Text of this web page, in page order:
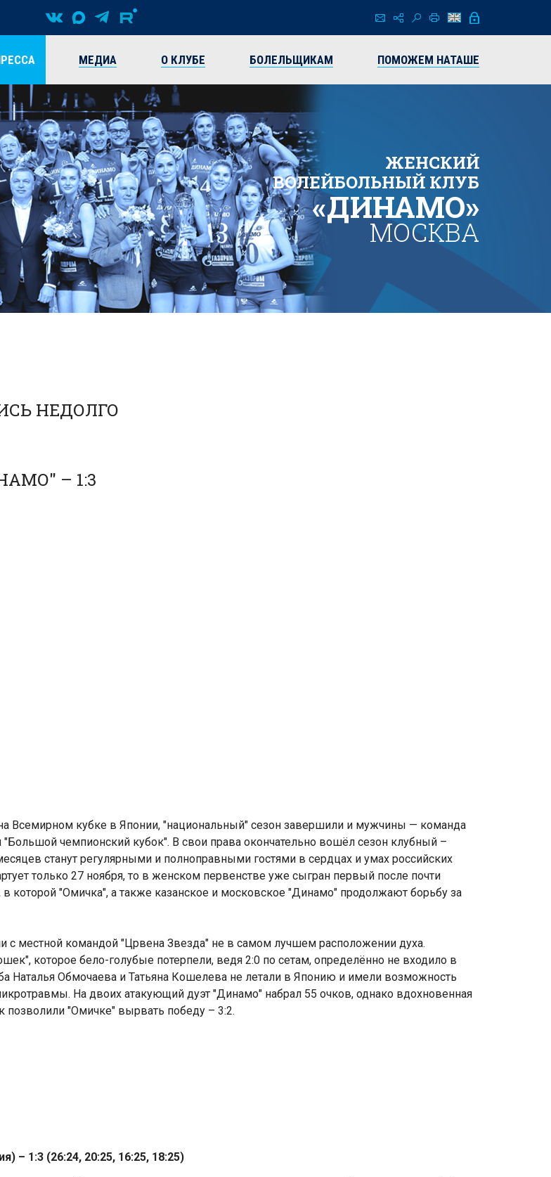
МЕДИА О КЛУБЕ БОЛЕЛЬЩИКАМ ПОМОЖЕМ НАТАШЕ
ЖЕНСКИЙ
ВОЛЕЙБОЛЬНЫЙ КЛУБ
«ДИНАМО»
МОСКВА
НЕДОЛГО
– 1:3
Всемирном кубке в Японии, "национальный" сезон завершили и мужчины — команда
чемпионский кубок". В свои права окончательно вошёл сезон клубный –
станут регулярными и полноправными гостями в сердцах и умах российских
только 27 ноября, то в женском первенстве уже сыгран первый после почти
которой "Омичка", а также казанское и московское "Динамо" продолжают борьбу за
с местной командой "Црвена Звезда" не в самом лучшем расположении духа.
которое бело-голубые потерпели, ведя 2:0 по сетам, определённо не входило в
Наталья Обмочаева и Татьяна Кошелева не летали в Японию и имели возможность
На двоих атакующий дуэт "Динамо" набрал 55 очков, однако вдохновенная
позволили "Омичке" вырвать победу – 3:2.
– 1:3 (26:24, 20:25, 16:25, 18:25)